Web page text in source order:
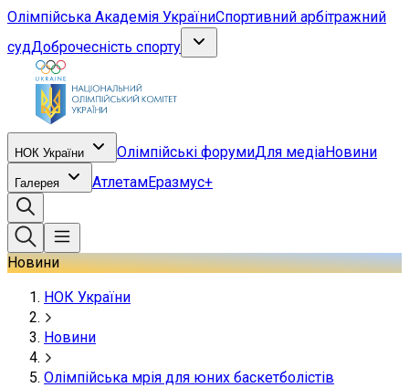
Олімпійська Академія УкраїниСпортивний арбітражний
судДоброчесність спорту
НОК України Олімпійські форумиДля медіаНовини
Галерея АтлетамЕразмус+
Новини
НОК України
Новини
Олімпійська мрія для юних баскетболістів